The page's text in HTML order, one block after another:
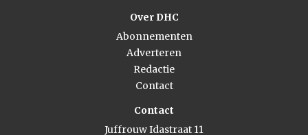
Over DHC
Abonnementen
Adverteren
Redactie
Contact
Contact
Juffrouw Idastraat 11